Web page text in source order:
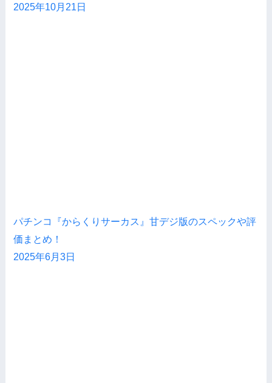
2025年10月21日
パチンコ『からくりサーカス』甘デジ版のスペックや評
価まとめ！
2025年6月3日